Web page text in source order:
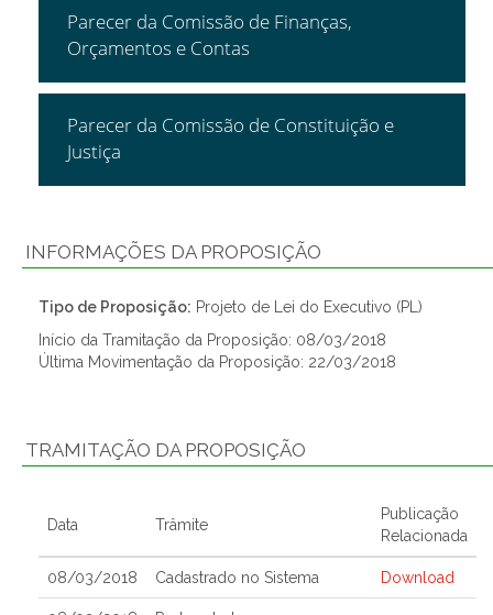
Parecer da Comissão de Finanças,
Orçamentos e Contas
Parecer da Comissão de Constituição e
Justiça
INFORMAÇÕES DA PROPOSIÇÃO
Tipo de Proposição: Projeto de Lei do Executivo (PL)
Início da Tramitação da Proposição: 08/03/2018
Última Movimentação da Proposição: 22/03/2018
TRAMITAÇÃO DA PROPOSIÇÃO
Data Trâmite
Publicação
Relacionada
08/03/2018 Cadastrado no Sistema Download